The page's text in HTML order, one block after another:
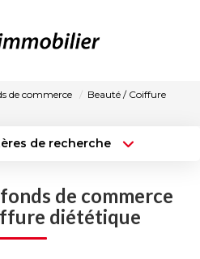
de commerce
Beauté / Coiffure
de recherche
Surface min
de commerce
diététique